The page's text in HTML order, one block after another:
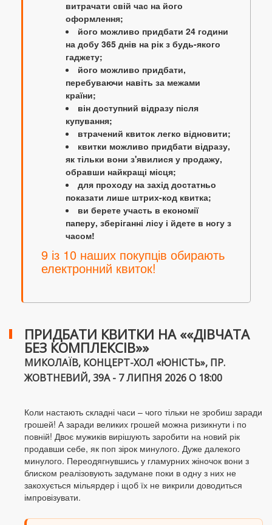
витрачати свій час на його
оформлення;
його можливо придбати 24 години
на добу 365 днів на рік з будь-якого
гаджету;
його можливо придбати,
перебуваючи навіть за межами
країни;
він доступний відразу після
купування;
втрачений квиток легко відновити;
квитки можливо придбати відразу,
як тільки вони з'явилися у продажу,
обравши найкращі місця;
для проходу на захід достатньо
показати лише штрих-код квитка;
ви берете участь в економії
паперу, зберіганні лісу і йдете в ногу з
часом!
9 із 10 наших покупців обирають
електронний квиток!
ПРИДБАТИ КВИТКИ НА ««ДІВЧАТА
БЕЗ КОМПЛЕКСІВ»»
МИКОЛАЇВ, КОНЦЕРТ-ХОЛ «ЮНІСТЬ», ПР.
ЖОВТНЕВИЙ, 39А - 7 ЛИПНЯ 2026 О 18:00
Коли настають складні часи – чого тільки не зробиш заради
грошей! А заради великих грошей можна ризикнути і по
повній! Двоє мужиків вирішують заробити на новий рік
продавши себе, як поп зірок минулого. Дуже далекого
минулого. Переодягнувшись у гламурних жіночок вони з
блиском реалізовують задумане поки в одну з них не
закохується мільярдер і щоб їх не викрили доводиться
імпровізувати.